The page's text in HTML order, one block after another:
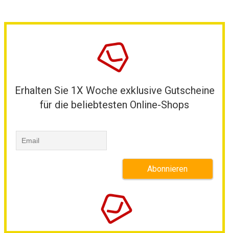
Erhalten Sie 1X Woche exklusive Gutscheine
für die beliebtesten Online-Shops